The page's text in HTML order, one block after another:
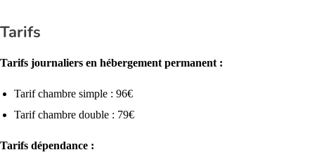
Tarifs
Tarifs journaliers en hébergement permanent :
Tarif chambre simple : 96€
Tarif chambre double : 79€
Tarifs dépendance :